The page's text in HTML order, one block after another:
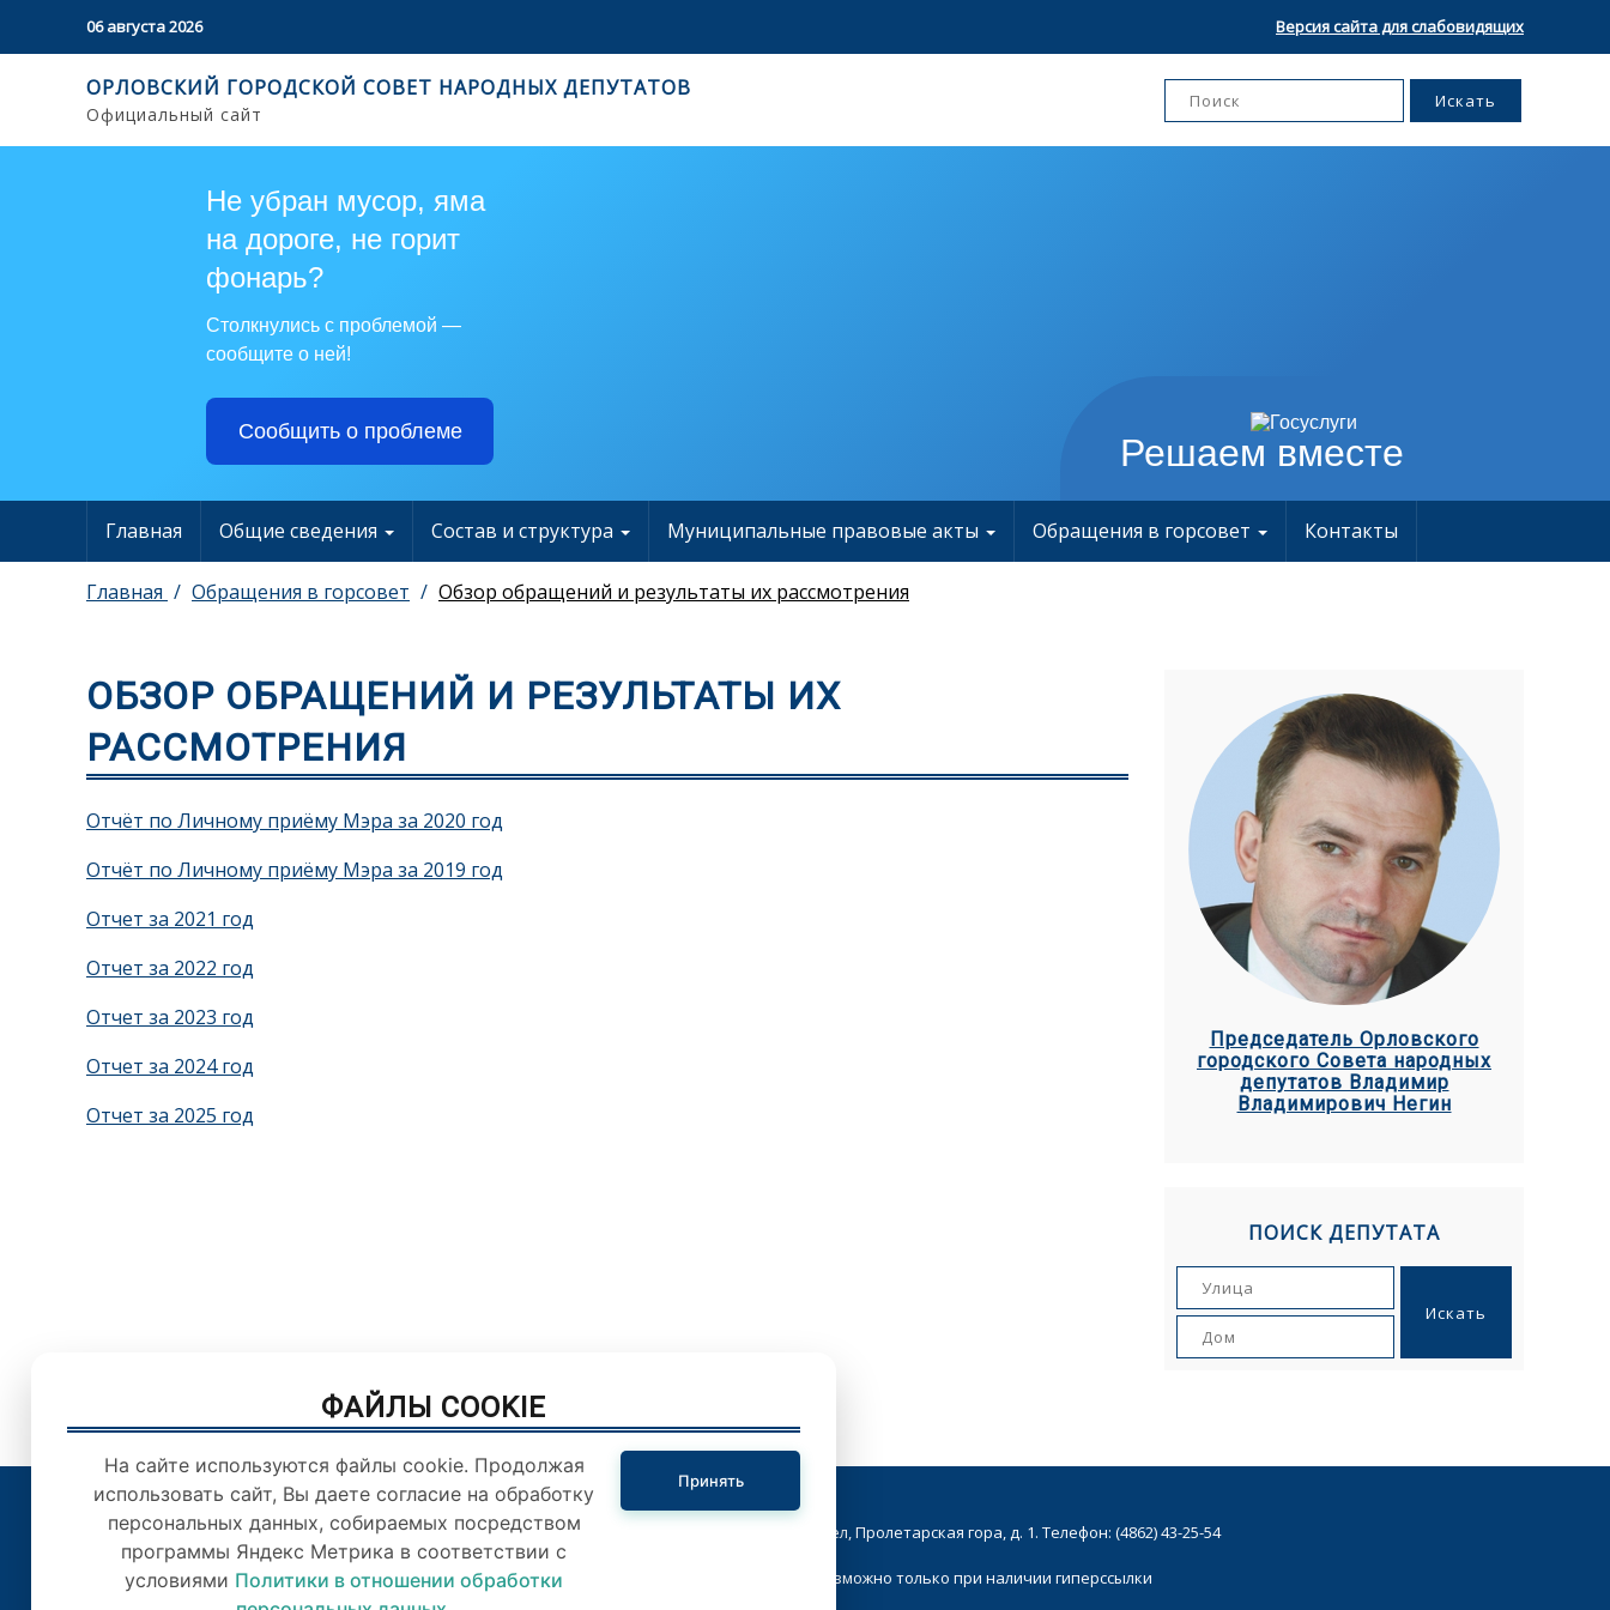
06 августа 2026 Версия сайта для слабовидящих
ОРЛОВСКИЙ ГОРОДСКОЙ СОВЕТ НАРОДНЫХ ДЕПУТАТОВ
Официальный сайт
Решаем вместе
Не убран мусор, яма
на дороге, не горит
фонарь?
Столкнулись с проблемой —
сообщите о ней!
Сообщить о проблеме
Главная Общие сведения Состав и структура Муниципальные правовые акты Обращения в горсовет Контакты
Главная Обращения в горсовет Обзор обращений и результаты их рассмотрения
ОБЗОР ОБРАЩЕНИЙ И РЕЗУЛЬТАТЫ ИХ
РАССМОТРЕНИЯ
Отчёт по Личному приёму Мэра за 2020 год
Отчёт по Личному приёму Мэра за 2019 год
Отчет за 2021 год
Отчет за 2022 год
Отчет за 2023 год
Отчет за 2024 год
Отчет за 2025 год
Председатель Орловского
городского Совета народных
депутатов Владимир
Владимирович Негин
ПОИСК ДЕПУТАТА
© Орловский городской Совет народных депутатов. г.Орел, Пролетарская гора, д. 1. Телефон: (4862) 43-25-54
Цитирование в Интернете материалов сайта возможно только при наличии гиперссылки
ФАЙЛЫ COOKIE
На сайте используются файлы cookie. Продолжая
использовать сайт, Вы даете согласие на обработку
персональных данных, собираемых посредством
программы Яндекс Метрика в соответствии с
условиями Политики в отношении обработки
Принять